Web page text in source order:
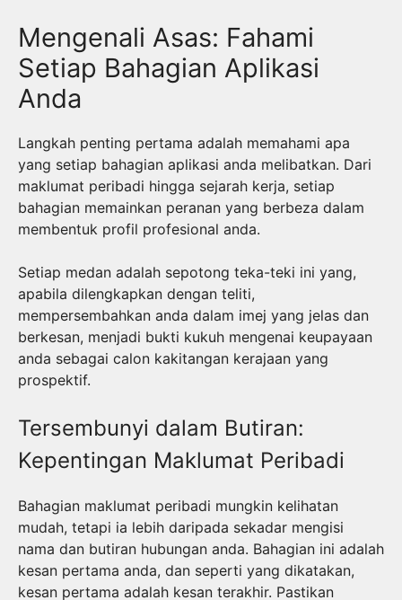
Mengenali Asas: Fahami
Setiap Bahagian Aplikasi
Anda
Langkah penting pertama adalah memahami apa
yang setiap bahagian aplikasi anda melibatkan. Dari
maklumat peribadi hingga sejarah kerja, setiap
bahagian memainkan peranan yang berbeza dalam
membentuk profil profesional anda.
Setiap medan adalah sepotong teka-teki ini yang,
apabila dilengkapkan dengan teliti,
mempersembahkan anda dalam imej yang jelas dan
berkesan, menjadi bukti kukuh mengenai keupayaan
anda sebagai calon kakitangan kerajaan yang
prospektif.
Tersembunyi dalam Butiran:
Kepentingan Maklumat Peribadi
Bahagian maklumat peribadi mungkin kelihatan
mudah, tetapi ia lebih daripada sekadar mengisi
nama dan butiran hubungan anda. Bahagian ini adalah
kesan pertama anda, dan seperti yang dikatakan,
kesan pertama adalah kesan terakhir. Pastikan